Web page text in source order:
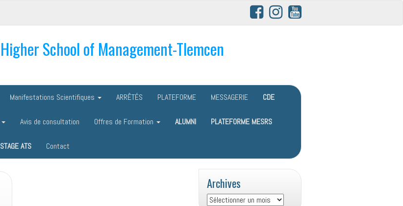
Higher School of Management-Tlemcen
Manifestations Scientifiques ARRÊTÉS PLATEFORME MESSAGERIE CDE
Avis de consultation Offres de Formation ALUMNI PLATEFORME MESRS
STAGE ATS Contact
Archives
Archives